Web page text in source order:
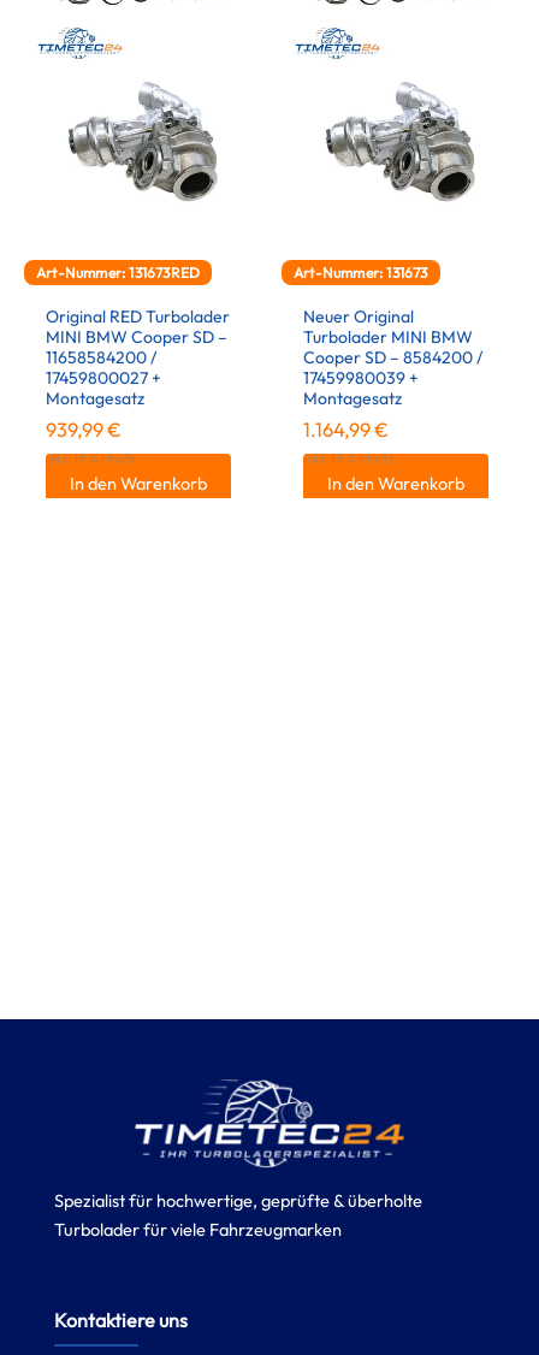
Art-Nummer: 131673RED
Original RED Turbolader
MINI BMW Cooper SD –
11658584200 /
17459800027 +
Montagesatz
939,99€
inkl. 19 % MwSt.
In den Warenkorb
Art-Nummer: 131673
Neuer Original
Turbolader MINI BMW
Cooper SD – 8584200 /
17459980039 +
Montagesatz
1.164,99€
inkl. 19 % MwSt.
In den Warenkorb
Spezialist für hochwertige, geprüfte & überholte
Turbolader für viele Fahrzeugmarken
Kontaktiere uns